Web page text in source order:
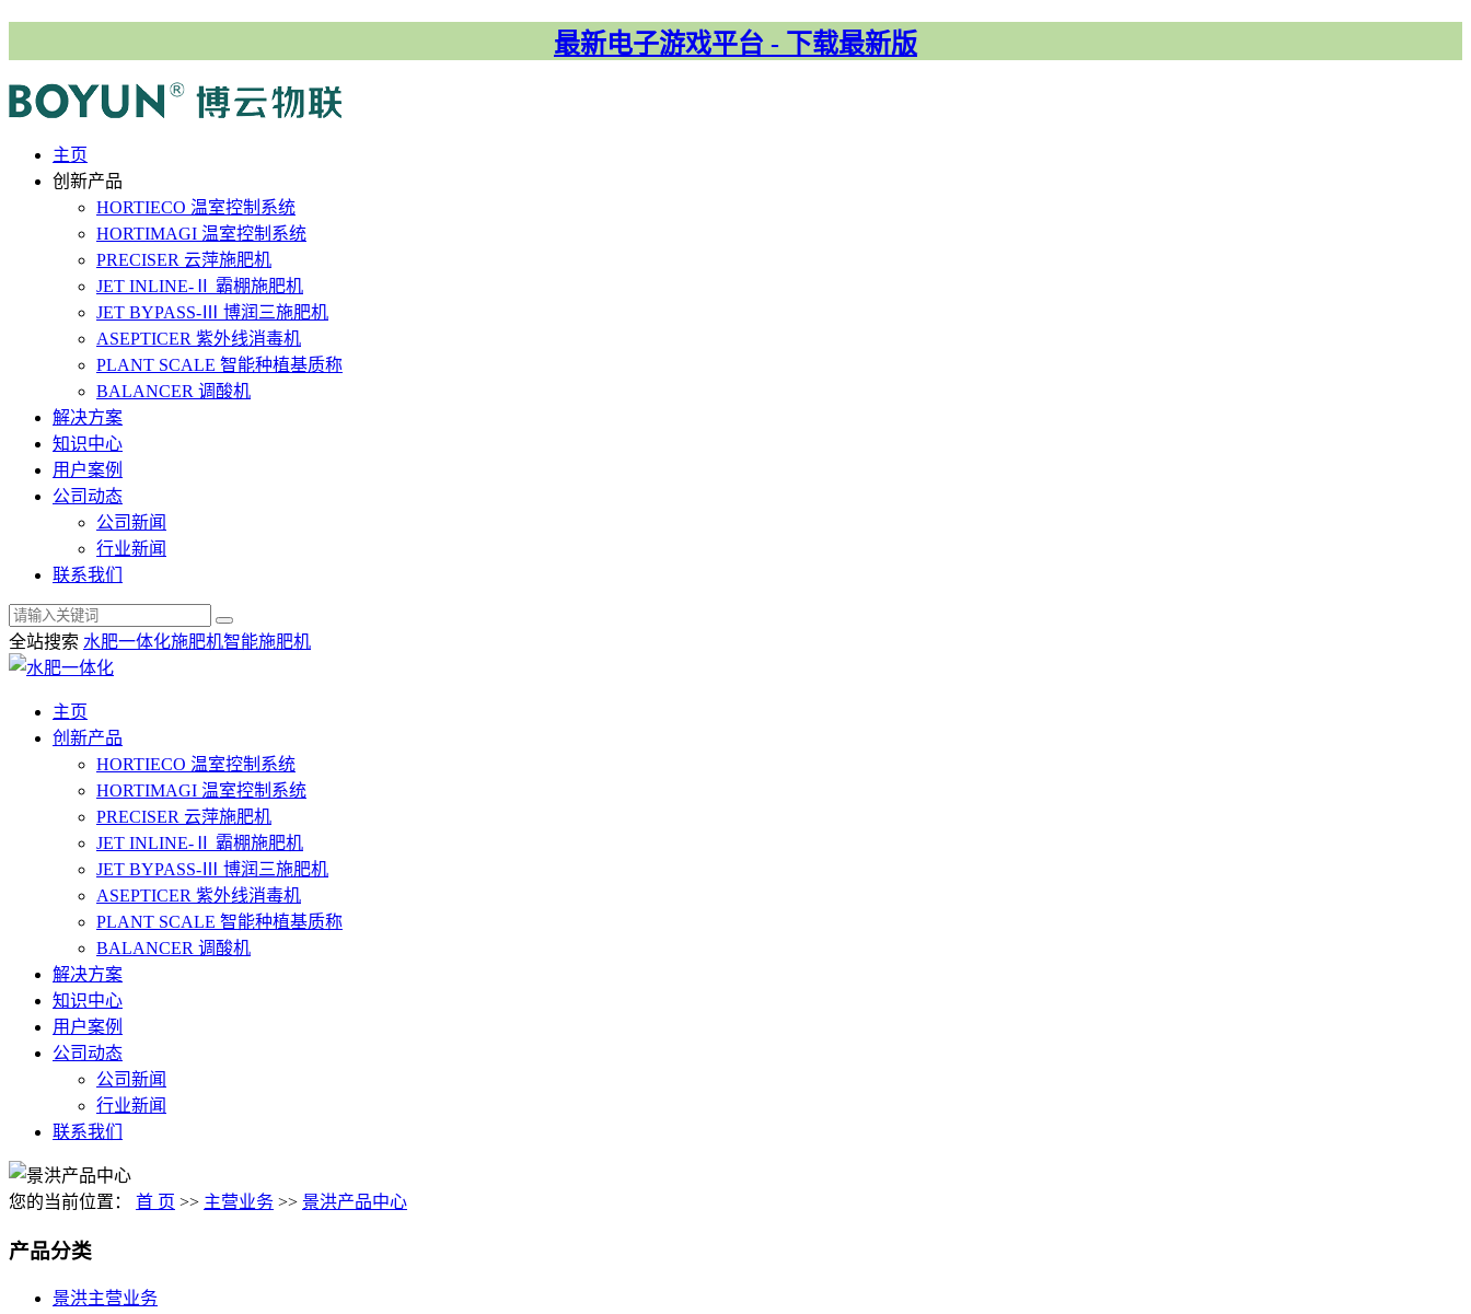
最新电子游戏平台 - 下载最新版
主⻚
创新产品
HORTIECO 温室控制系统
HORTIMAGI 温室控制系统
PRECISER 云萍施肥机
JET INLINE-Ⅱ 霸棚施肥机
JET BYPASS-Ⅲ 博润三施肥机
ASEPTICER 紫外线消毒机
PLANT SCALE 智能种植基质称
BALANCER 调酸机
解决⽅案
知识中心
用户案例
公司动态
公司新闻
行业新闻
联系我们
全站搜索 水肥一体化施肥机智能施肥机
主页
创新产品
HORTIECO 温室控制系统
HORTIMAGI 温室控制系统
PRECISER 云萍施肥机
JET INLINE-Ⅱ 霸棚施肥机
JET BYPASS-Ⅲ 博润三施肥机
ASEPTICER 紫外线消毒机
PLANT SCALE 智能种植基质称
BALANCER 调酸机
解决方案
知识中心
用户案例
公司动态
公司新闻
行业新闻
联系我们
您的当前位置： 首 页 >> 主营业务 >> 景洪产品中心
产品分类
景洪主营业务